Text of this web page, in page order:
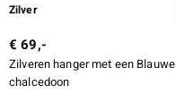
Zilver
€ 69,-
Zilveren hanger met een Blauwe
chalcedoon